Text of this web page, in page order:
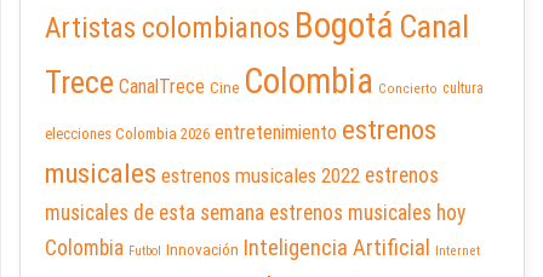
Artistas colombianos Bogotá Canal
Trece CanalTrece Cine Colombia Concierto cultura
elecciones Colombia 2026 entretenimiento estrenos
musicales estrenos musicales 2022 estrenos
musicales de esta semana estrenos musicales hoy
Colombia Futbol Innovación Inteligencia Artificial Internet